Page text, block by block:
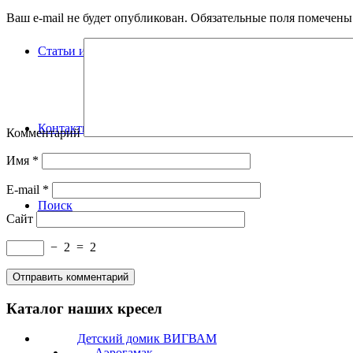
Статьи и новости
Контакты
Поиск
Ваш e-mail не будет опубликован. Обязательные поля
Комментарий
Имя *
E-mail *
Сайт
− 2 = 2
Каталог наших кресел
Детский домик ВИГВАМ